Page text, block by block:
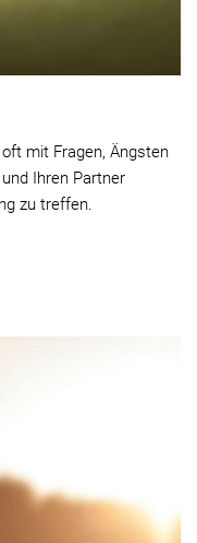
mit Fragen, Ängsten
Ihren Partner
zu treffen.